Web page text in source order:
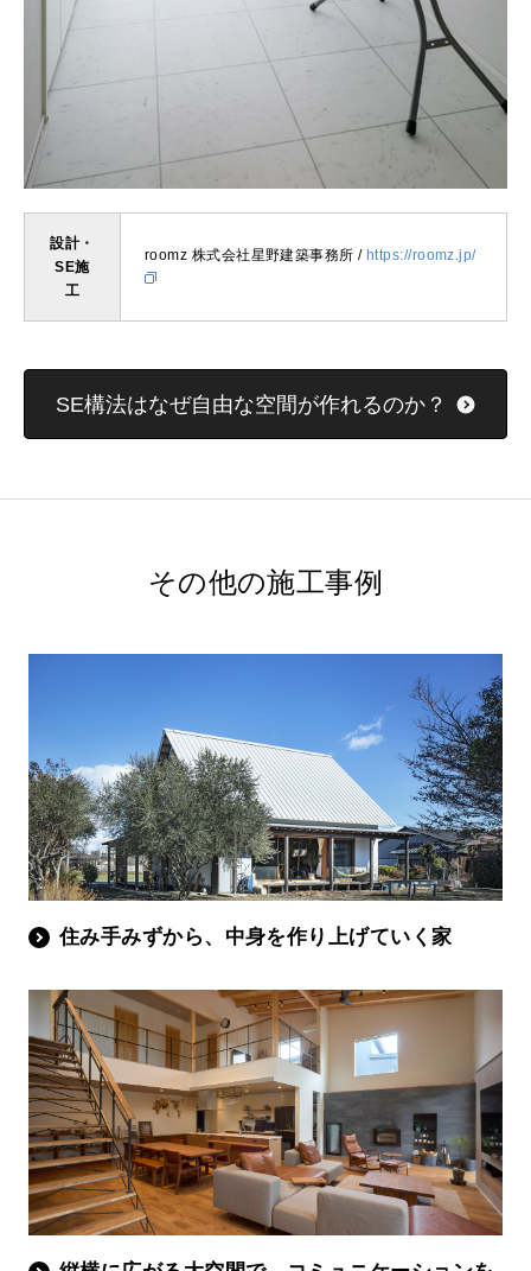
設計・
SE施
工
roomz 株式会社星野建築事務所 / https://roomz.jp/
SE構法はなぜ自由な空間が作れるのか？
その他の施工事例
住み手みずから、中身を作り上げていく家